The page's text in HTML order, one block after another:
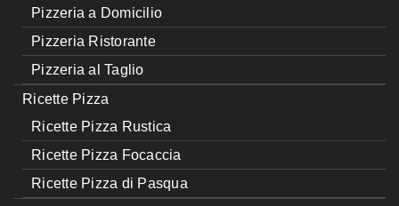
Pizzeria a Domicilio
Pizzeria Ristorante
Pizzeria al Taglio
Ricette Pizza
Ricette Pizza Rustica
Ricette Pizza Focaccia
Ricette Pizza di Pasqua